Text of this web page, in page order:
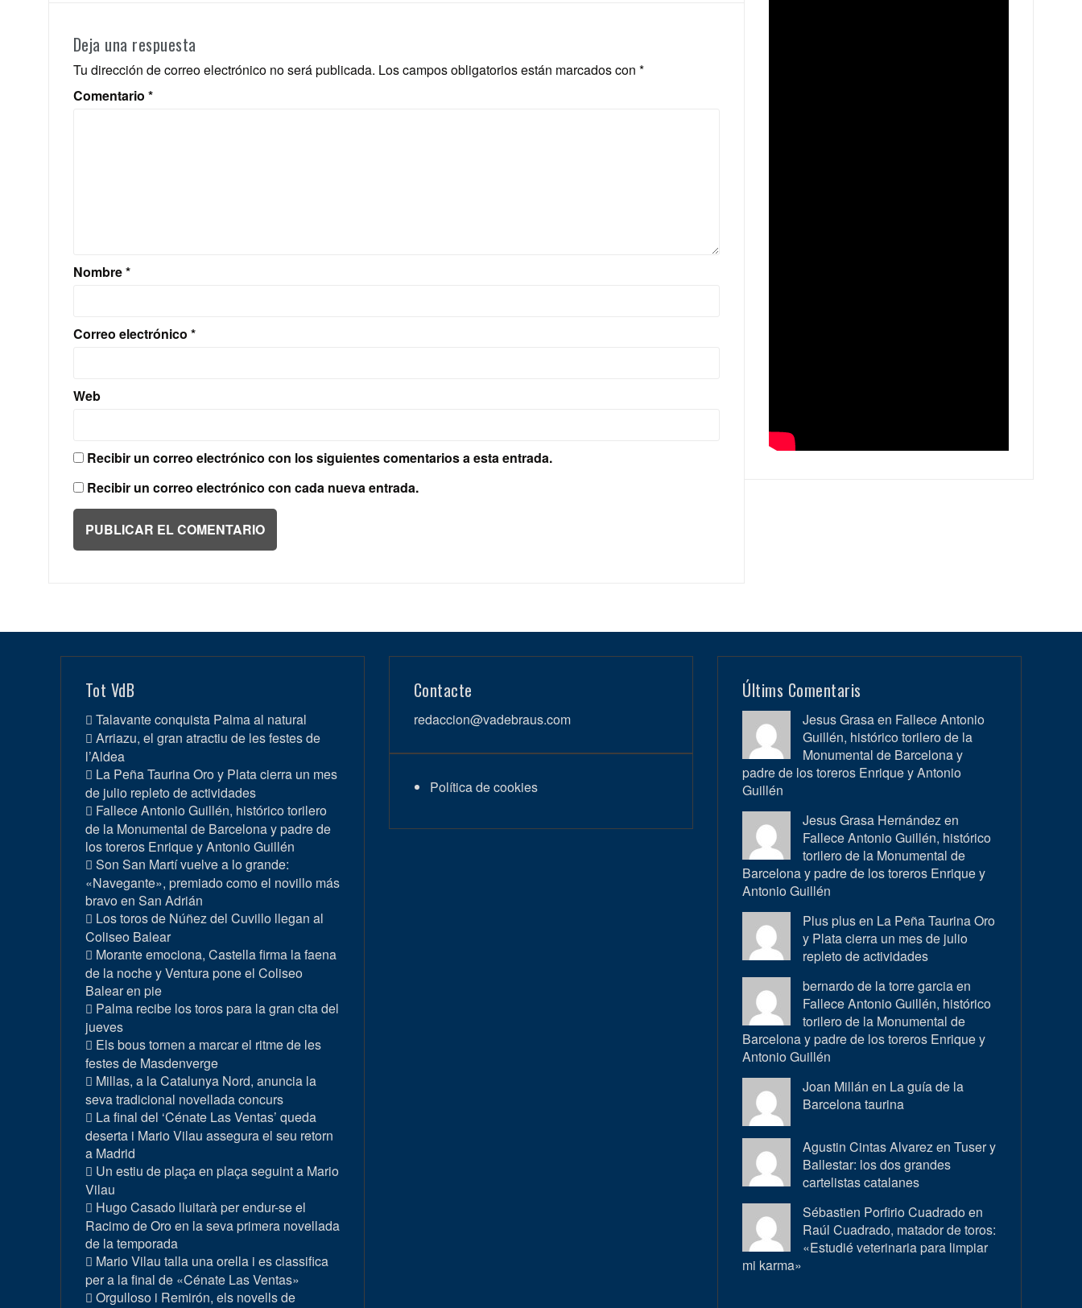
Deja una respuesta
Tu dirección de correo electrónico no será publicada. Los campos obligatorios están marcados con *
Comentario *
Nombre*
Correo electrónico *
Web
Recibir un correo electrónico con los siguientes comentarios a esta entrada.
Recibir un correo electrónico con cada nueva entrada.
Tot VdB
Talavante conquista Palma al natural
Arriazu, el gran atractiu de les festes de
l’Aldea
La Peña Taurina Oro y Plata cierra un mes
de julio repleto de actividades
Fallece Antonio Guillén, histórico torilero
de la Monumental de Barcelona y padre de
los toreros Enrique y Antonio Guillén
Son San Martí vuelve a lo grande:
«Navegante», premiado como el novillo más
bravo en San Adrián
Los toros de Núñez del Cuvillo llegan al
Coliseo Balear
Morante emociona, Castella firma la faena
de la noche y Ventura pone el Coliseo
Balear en pie
Palma recibe los toros para la gran cita del
jueves
Els bous tornen a marcar el ritme de les
festes de Masdenverge
Millas, a la Catalunya Nord, anuncia la
seva tradicional novellada concurs
La final del ‘Cénate Las Ventas’ queda
deserta i Mario Vilau assegura el seu retorn
a Madrid
Un estiu de plaça en plaça seguint a Mario
Vilau
Hugo Casado lluitarà per endur-se el
Racimo de Oro en la seva primera novellada
de la temporada
Mario Vilau talla una orella i es classifica
per a la final de «Cénate Las Ventas»
Orgulloso i Remirón, els novells de
Contacte
redaccion@vadebraus.com
Política de cookies
Últims Comentaris
Jesus Grasa en Fallece Antonio
Guillén, histórico torilero de la
Monumental de Barcelona y
padre de los toreros Enrique y Antonio
Guillén
Jesus Grasa Hernández en
Fallece Antonio Guillén, histórico
torilero de la Monumental de
Barcelona y padre de los toreros Enrique y
Antonio Guillén
Plus plus en La Peña Taurina Oro
y Plata cierra un mes de julio
repleto de actividades
bernardo de la torre garcia en
Fallece Antonio Guillén, histórico
torilero de la Monumental de
Barcelona y padre de los toreros Enrique y
Antonio Guillén
Joan Millán en La guía de la
Barcelona taurina
Agustin Cintas Alvarez enTuser y
Ballestar: los dos grandes
cartelistas catalanes
Sébastien Porfirio Cuadrado en
Raúl Cuadrado, matador de toros:
«Estudié veterinaria para limpiar
mi karma»